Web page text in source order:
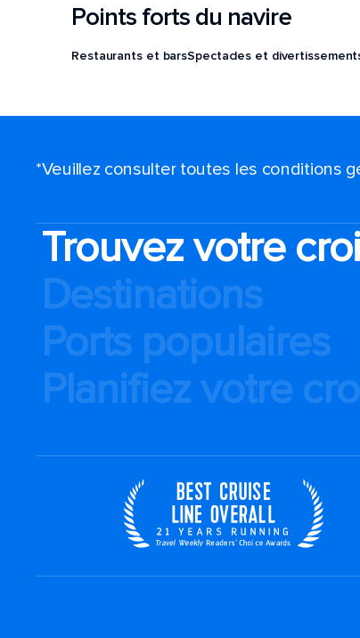
Points forts du navire
Restaurants et barsSpectacles et
*Veuillez consulter toutes les conditions
Trouvez votre
Destinations
Ports populaires
Planifiez votre